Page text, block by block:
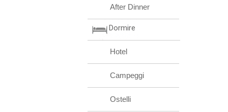
After Dinner
Dormire
Hotel
Campeggi
Ostelli